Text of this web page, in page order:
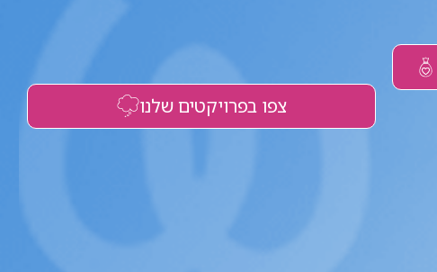
צפו בפרויקטים שלנו